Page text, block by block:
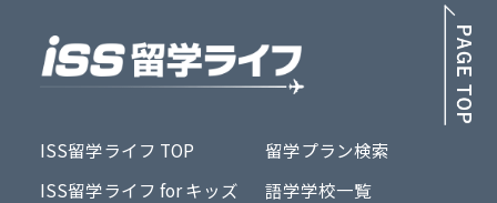
ISS留学ライフ TOP
ISS留学ライフ for キッズ
留学プラン検索
語学学校一覧